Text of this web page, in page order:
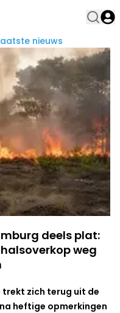
nieuws
deels plat:
weg
trekt zich terug uit de
heftige opmerkingen